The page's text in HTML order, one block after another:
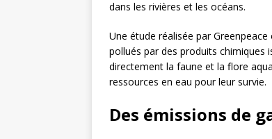
dans les rivières et les océans.
Une étude réalisée par
pollués par des produits chimiques
directement la faune et la flore
ressources en eau pour leur survie.
Des émissions de